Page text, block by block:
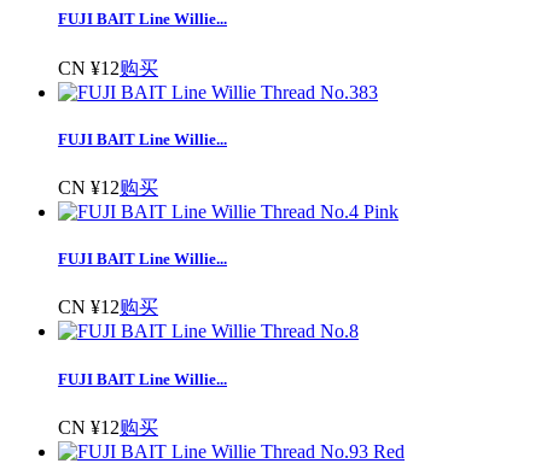
FUJI BAIT Line Willie...
CN ¥12购买
FUJI BAIT Line Willie...
CN ¥12购买
FUJI BAIT Line Willie...
CN ¥12购买
FUJI BAIT Line Willie...
CN ¥12购买